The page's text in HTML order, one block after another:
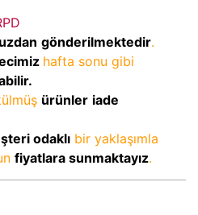
gönderilmektedir.
hafta sonu gibi
ürünler iade
odaklı bir yaklaşımla
fiyatlara sunmaktayız.